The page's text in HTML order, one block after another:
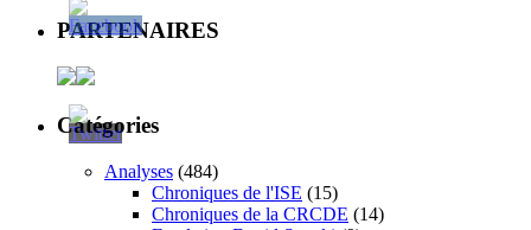
PARTENAIRES
Catégories
Analyses (484)
Chroniques de l'ISE (15)
Chroniques de la CRCDE (14)